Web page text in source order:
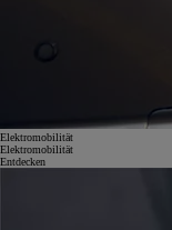
Elektromobilität
Elektromobilität
Entdecken